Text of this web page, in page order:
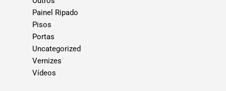
Painel Ripado
Pisos
Portas
Uncategorized
Vernizes
Vídeos